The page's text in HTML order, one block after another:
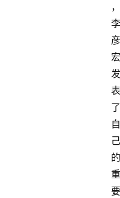
，
李
彦
宏
发
表
了
自
己
的
重
要